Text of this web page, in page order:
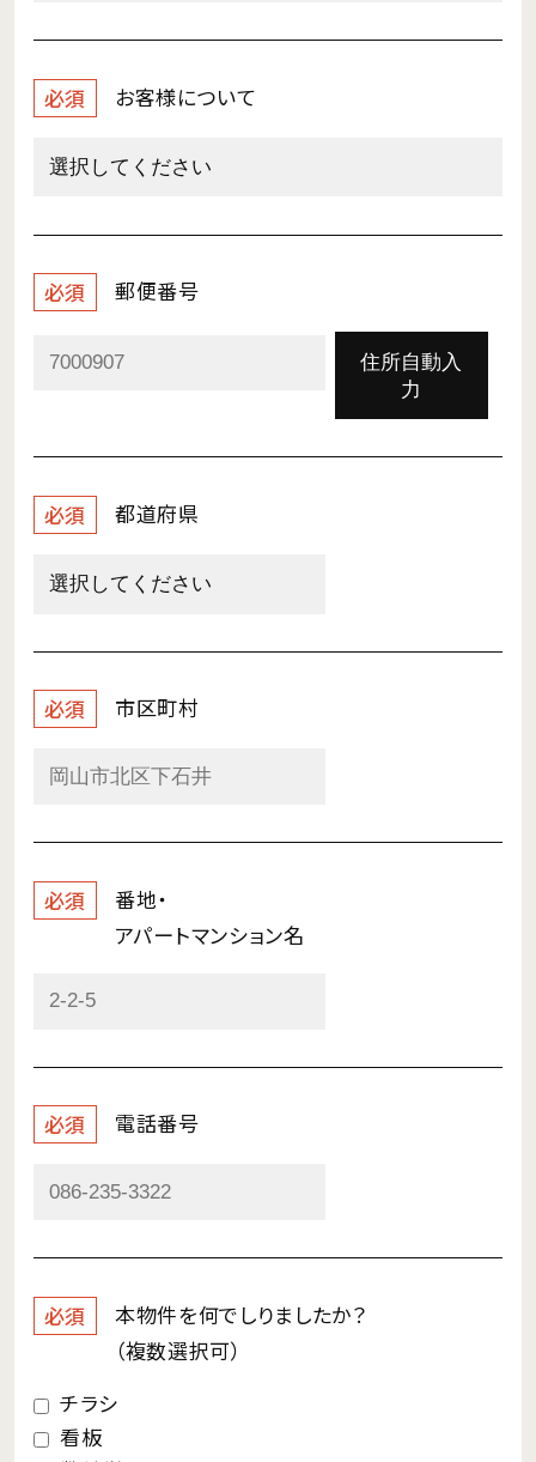
必須 お客様について
必須 郵便番号
住所自動入
力
必須 都道府県
必須 市区町村
必須
番地・
アパートマンション名
必須 電話番号
必須 本物件を何で しりましたか？
（複数選択可）
チラシ
看板